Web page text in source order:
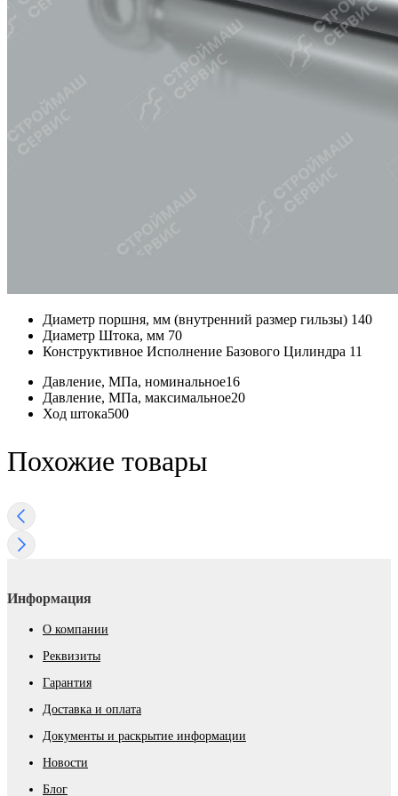
Диаметр поршня, мм (внутренний размер гильзы) 140
Диаметр Штока, мм 70
Конструктивное Исполнение Базового Цилиндра 11
Давление, МПа, номинальное16
Давление, МПа, максимальное20
Ход штока500
Похожие товары
Информация
О компании
Реквизиты
Гарантия
Доставка и оплата
Документы и раскрытие информации
Новости
Блог